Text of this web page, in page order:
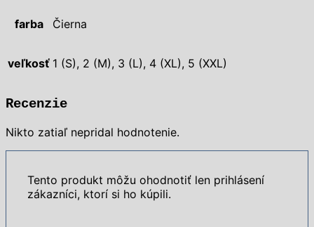
farba Čierna
veľkosť 1 (S), 2 (M), 3 (L), 4 (XL), 5 (XXL)
Recenzie
Nikto zatiaľ nepridal hodnotenie.
Tento produkt môžu ohodnotiť len prihlásení
zákazníci, ktorí si ho kúpili.